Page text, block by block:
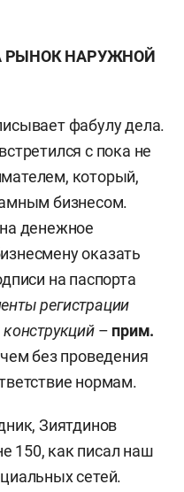
РЫНОК НАРУЖНОЙ
фабулу дела.
с пока не
который,
бизнесом.
денежное
оказать
на паспорта
регистрации
– прим.
без проведения
нормам.
Зиятдинов
150, как писал наш
сетей.